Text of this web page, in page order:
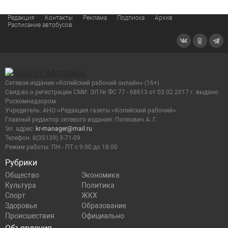
Редакция Контакты Реклама Подписка
Архив
Расписание автобусов
Рубрики
Общество
Экономика
Культура
Политика
Спорт
ЖКХ
Здоровье
Образование
Происшествия
Официально
Сетевое издание «Копейский рабочий онлайн» (16+)
Cвид-во о регистрации СМИ: ЭЛ № ФС 77 - 68613 от 03.02.2017 г. выдано
Роскомнадзором
Учредитель: АНО «Редакция газеты «Копейский рабочий»
Главный редактор сетевого издания: Попкович А. Г.
Эл. адрес: kr-manager@mail.ru
Телефон: 8(35139) 3-71-09
Режим работы: ПН - ПТ с 9:00 до 18:00